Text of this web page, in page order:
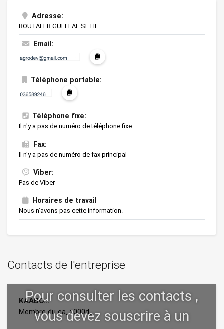
Adresse:
BOUTALEB GUELLAL SETIF
Email:
Téléphone portable:
Téléphone fixe:
Il n'y a pas de numéro de téléphone fixe
Fax:
Il n'y a pas de numéro de fax principal
Viber:
Pas de Viber
Horaires de travail
Nous n’avons pas cette information.
Contacts de l'entreprise
KAABO...
Membre du ca_x000d_